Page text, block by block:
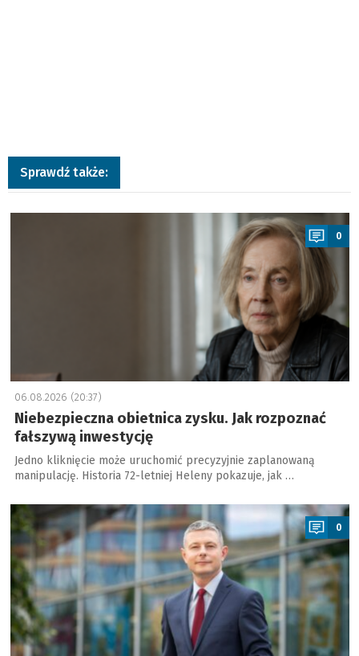
Sprawdź także:
a
0
06.08.2026 (20:37)
Niebezpieczna obietnica zysku. Jak rozpoznać
fałszywą inwestycję
Jedno kliknięcie może uruchomić precyzyjnie zaplanowaną
manipulację. Historia 72-letniej Heleny pokazuje, jak …
a
0